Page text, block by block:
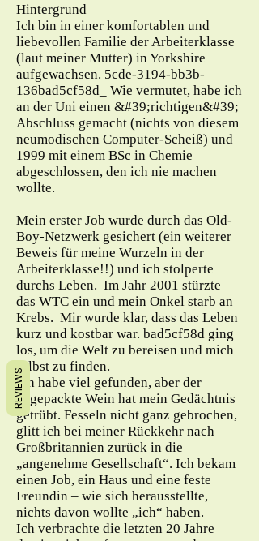
Hintergrund
Ich bin in einer komfortablen und
liebevollen Familie der Arbeiterklasse
(laut meiner Mutter) in Yorkshire
aufgewachsen. 5cde-3194-bb3b-
136bad5cf58d_ Wie vermutet, habe ich
an der Uni einen &#39;richtigen&#39;
Abschluss gemacht (nichts von diesem
neumodischen Computer-Scheiß) und
1999 mit einem BSc in Chemie
abgeschlossen, den ich nie machen
wollte.
Mein erster Job wurde durch das Old-
Boy-Netzwerk gesichert (ein weiterer
Beweis für meine Wurzeln in der
Arbeiterklasse!!) und ich stolperte
durchs Leben. Im Jahr 2001 stürzte
das WTC ein und mein Onkel starb an
Krebs. Mir wurde klar, dass das Leben
kurz und kostbar war. bad5cf58d ging
los, um die Welt zu bereisen und mich
selbst zu finden.
Ich habe viel gefunden, aber der
abgepackte Wein hat mein Gedächtnis
getrübt. Fesseln nicht ganz gebrochen,
glitt ich bei meiner Rückkehr nach
Großbritannien zurück in die
„angenehme Gesellschaft“. Ich bekam
einen Job, ein Haus und eine feste
Freundin – wie sich herausstellte,
nichts davon wollte „ich“ haben.
Ich verbrachte die letzten 20 Jahre
REVIEWS